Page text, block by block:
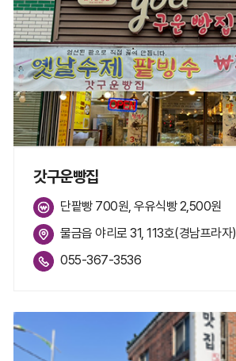
갓구운빵집
단팥빵 700원, 우유식빵 2,500원
물금읍 야리로 31, 113호(경남프라자)
055-367-3536